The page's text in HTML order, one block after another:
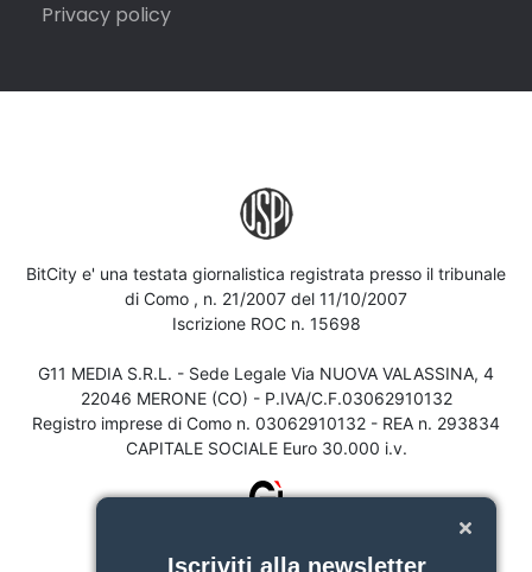
Privacy policy
BitCity e' una testata giornalistica registrata presso il tribunale
di Como , n. 21/2007 del 11/10/2007
Iscrizione ROC n. 15698
G11 MEDIA S.R.L. - Sede Legale Via NUOVA VALASSINA, 4
22046 MERONE (CO) - P.IVA/C.F.03062910132
Registro imprese di Como n. 03062910132 - REA n. 293834
CAPITALE SOCIALE Euro 30.000 i.v.
Iscriviti alla newsletter